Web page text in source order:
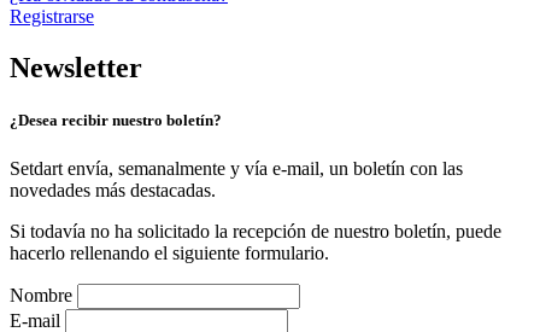
Registrarse
Newsletter
¿Desea recibir nuestro boletín?
Setdart envía, semanalmente y vía e-mail, un boletín con las
novedades más destacadas.
Si todavía no ha solicitado la recepción de nuestro boletín, puede
hacerlo rellenando el siguiente formulario.
Nombre
E-mail